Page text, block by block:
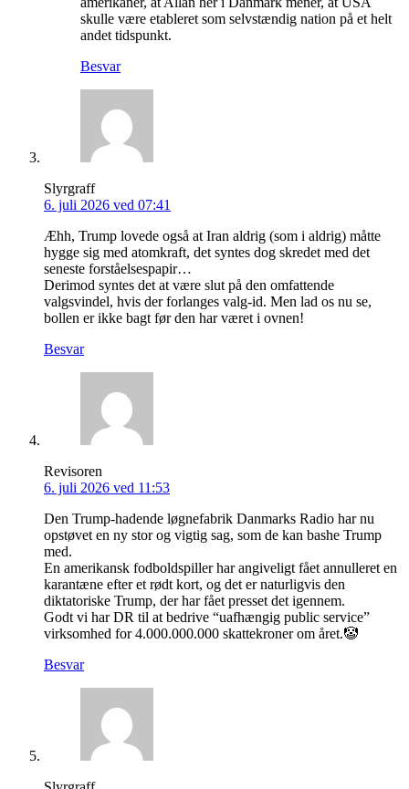
skulle være etableret som selvstændig nation på et helt
andet tidspunkt.
Besvar
Slyrgraff
6. juli 2026 ved 07:41
Æhh, Trump lovede også at Iran aldrig (som i aldrig) måtte
hygge sig med atomkraft, det syntes dog skredet med det
seneste forståelsespapir…
Derimod syntes det at være slut på den omfattende
valgsvindel, hvis der forlanges valg-id. Men lad os nu se,
bollen er ikke bagt før den har været i ovnen!
Besvar
Revisoren
6. juli 2026 ved 11:53
Den Trump-hadende løgnefabrik Danmarks Radio har nu
opstøvet en ny stor og vigtig sag, som de kan bashe Trump
med.
En amerikansk fodboldspiller har angiveligt fået annulleret en
karantæne efter et rødt kort, og det er naturligvis den
diktatoriske Trump, der har fået presset det igennem.
Godt vi har DR til at bedrive “uafhængig public service”
virksomhed for 4.000.000.000 skattekroner om året.🤡
Besvar